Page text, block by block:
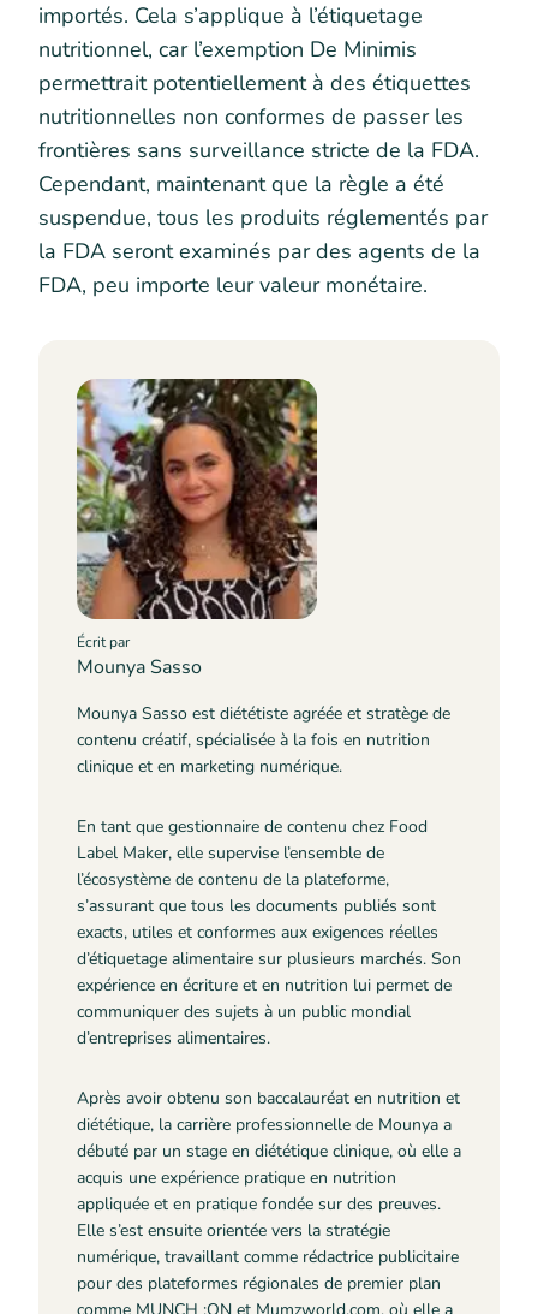
importés. Cela s’applique à l’étiquetage
nutritionnel, car l’exemption De Minimis
permettrait potentiellement à des étiquettes
nutritionnelles non conformes de passer les
frontières sans surveillance stricte de la FDA.
Cependant, maintenant que la règle a été
suspendue, tous les produits réglementés par
la FDA seront examinés par des agents de la
FDA, peu importe leur valeur monétaire.
Écrit par
Mounya Sasso
Mounya Sasso est diététiste agréée et stratège de
contenu créatif, spécialisée à la fois en nutrition
clinique et en marketing numérique.
En tant que gestionnaire de contenu chez Food
Label Maker, elle supervise l’ensemble de
l’écosystème de contenu de la plateforme,
s’assurant que tous les documents publiés sont
exacts, utiles et conformes aux exigences réelles
d’étiquetage alimentaire sur plusieurs marchés. Son
expérience en écriture et en nutrition lui permet de
communiquer des sujets à un public mondial
d’entreprises alimentaires.
Après avoir obtenu son baccalauréat en nutrition et
diététique, la carrière professionnelle de Mounya a
débuté par un stage en diététique clinique, où elle a
acquis une expérience pratique en nutrition
appliquée et en pratique fondée sur des preuves.
Elle s’est ensuite orientée vers la stratégie
numérique, travaillant comme rédactrice publicitaire
pour des plateformes régionales de premier plan